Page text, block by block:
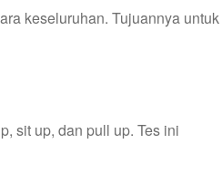
keseluruhan. Tujuannya untuk
sit up, dan pull up. Tes ini